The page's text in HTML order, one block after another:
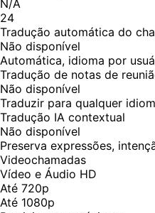
N/A
24
Tradução automática do
Não disponível
Automática, idioma por
Tradução de notas de
Não disponível
Traduzir para qualquer
Tradução IA contextual
Não disponível
Preserva expressões,
Videochamadas
Vídeo e Áudio HD
Até 720p
Até 1080p